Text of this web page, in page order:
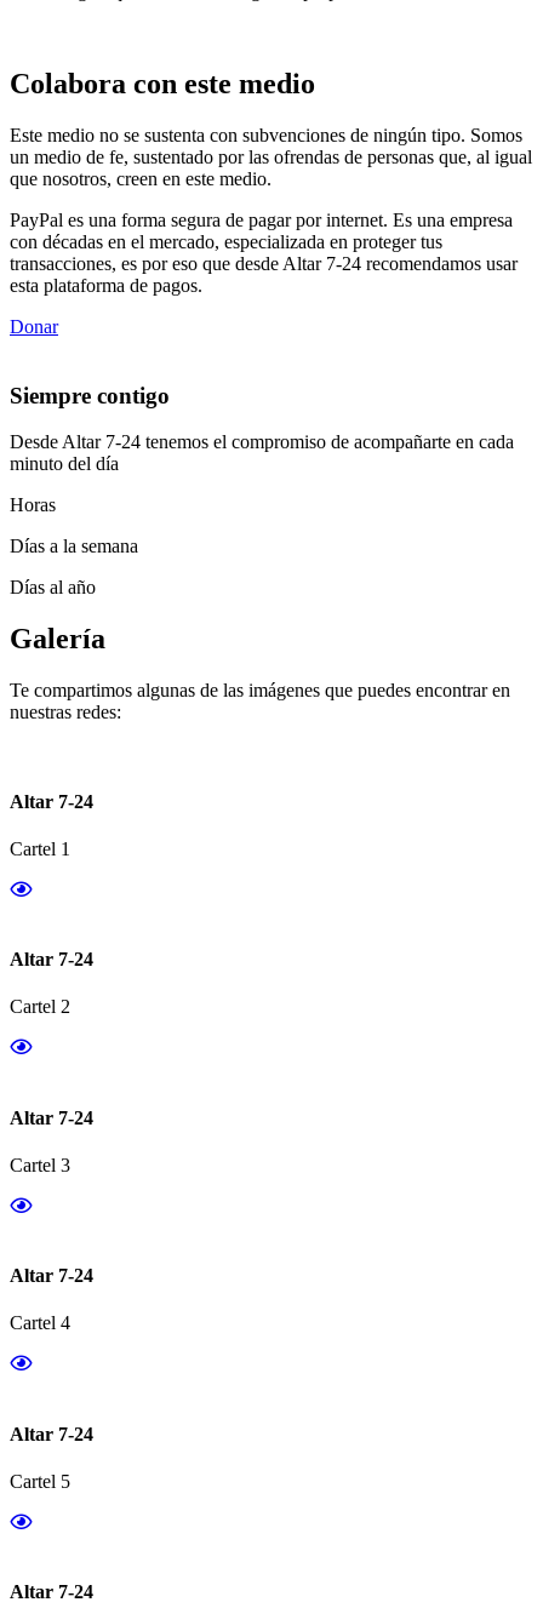
Colabora con este medio
Este medio no se sustenta con subvenciones de ningún tipo. Somos
un medio de fe, sustentado por las ofrendas de personas que, al igual
que nosotros, creen en este medio.
PayPal es una forma segura de pagar por internet. Es una empresa
con décadas en el mercado, especializada en proteger tus
transacciones, es por eso que desde Altar 7-24 recomendamos usar
esta plataforma de pagos.
Donar
Siempre contigo
Desde Altar 7-24 tenemos el compromiso de acompañarte en cada
minuto del día
Horas
Días a la semana
Días al año
Galería
Te compartimos algunas de las imágenes que puedes encontrar en
nuestras redes:
Altar 7-24
Cartel 1
Altar 7-24
Cartel 2
Altar 7-24
Cartel 3
Altar 7-24
Cartel 4
Altar 7-24
Cartel 5
Altar 7-24